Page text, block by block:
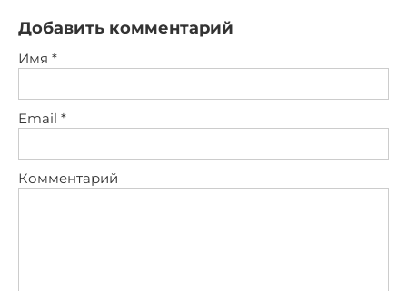
Добавить комментарий
Имя *
Email *
Комментарий